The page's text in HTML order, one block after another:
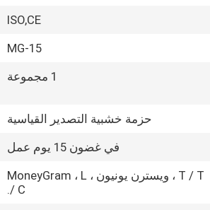
ISO,CE
MG-15
1 مجموعة
حزمة خشبية التصدير القياسية
في غضون 15 يوم عمل
T / T ، ويسترن يونيون ، MoneyGram ، L
/ C.